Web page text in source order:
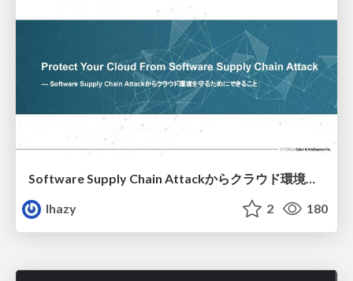
lhazy
2 180